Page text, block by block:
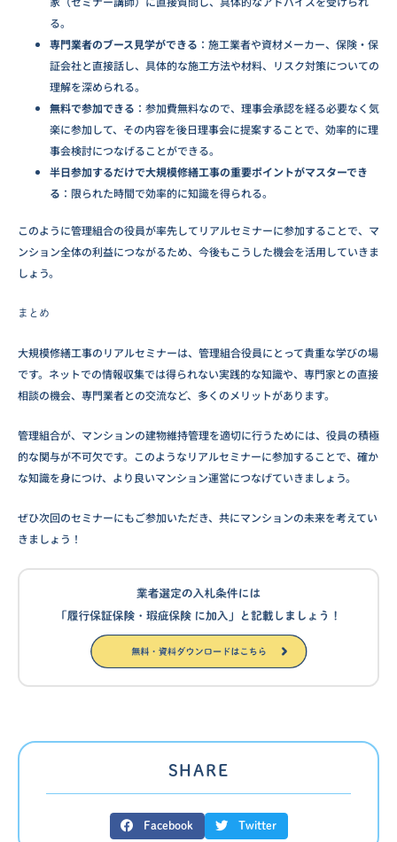
る。
専門業者のブース見学ができる ：施工業者や資材メーカー、保険・保
証会社と直接話し、具体的な施工方法や材料、リスク対策についての
理解を深められる。
無料で参加できる ：参加費無料なので、理事会承認を経る必要なく気
楽に参加して、その内容を後日理事会に提案することで、効率的に理
事会検討につなげることができる。
半日参加するだけで大規模修繕工事の重要ポイントがマスターでき
る ：限られた時間で効率的に知識を得られる。
このように管理組合の役員が率先してリアルセミナーに参加することで、マ
ンション全体の利益につながるため、今後もこうした機会を活用していきま
しょう。
まとめ
大規模修繕工事のリアルセミナーは、管理組合役員にとって貴重な学びの場
です。ネットでの情報収集では得られない実践的な知識や、専門家との直接
相談の機会、専門業者との交流など、多くのメリットがあります。
管理組合が、マンションの建物維持管理を適切に行うためには、役員の積極
的な関与が不可欠です。このようなリアルセミナーに参加することで、確か
な知識を身につけ、より良いマンション運営につなげていきましょう。
ぜひ次回のセミナーにもご参加いただき、共にマンションの未来を考えてい
きましょう！
SHARE
Facebook Twitter